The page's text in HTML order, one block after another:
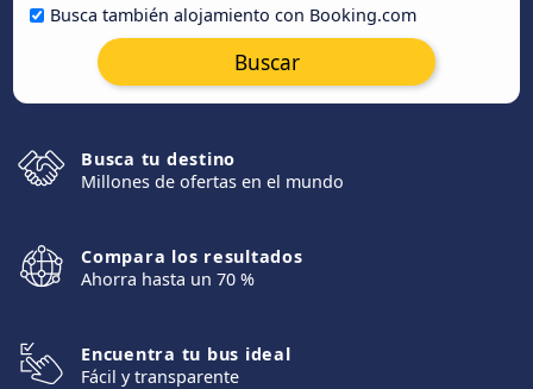
Busca también alojamiento con Booking.com
Buscar
Busca tu destino
Millones de ofertas en el mundo
Compara los resultados
Ahorra hasta un 70 %
Encuentra tu bus ideal
Fácil y transparente